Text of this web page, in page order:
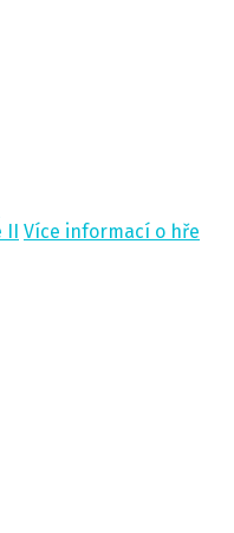
Více informací o hře